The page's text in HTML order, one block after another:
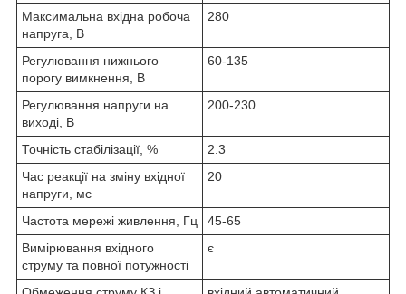
Максимальна вхідна робоча
напруга, В
280
Регулювання нижнього
порогу вимкнення, В
60-135
Регулювання напруги на
виході, В
200-230
Точність стабілізації, %
2.3
Час реакції на зміну вхідної
напруги, мс
20
Частота мережі живлення, Гц
45-65
Вимірювання вхідного
струму та повної потужності
є